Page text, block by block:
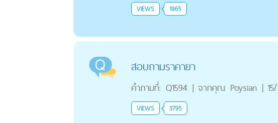
VIEWS 1965
สอบถามราคายา
คำถามที่: Q1594 | จากคุณ Poysian |
VIEWS 3795